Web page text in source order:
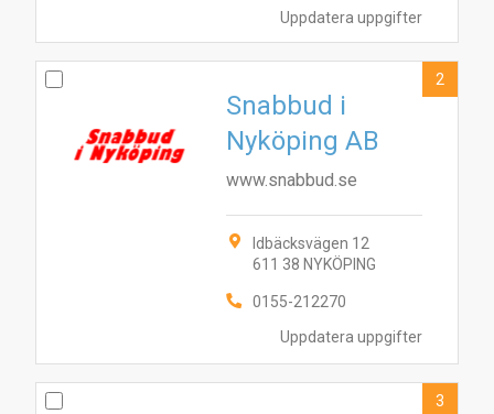
Uppdatera uppgifter
Uppdatera uppgifter
Snabbud i
Nyköping AB
www.snabbud.se
Idbäcksvägen 12
611 38 NYKÖPING
0155-212270
2
3